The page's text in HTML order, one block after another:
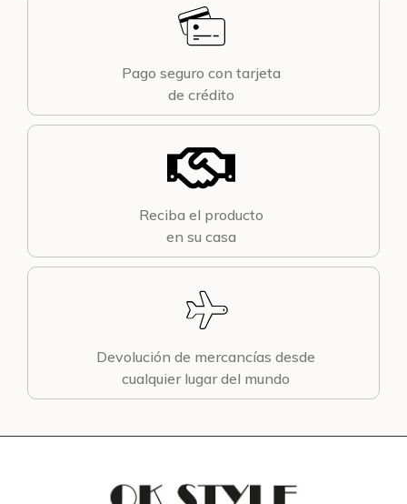
Pago seguro con tarjeta
de crédito
Reciba el producto
en su casa
Devolución de mercancías desde
cualquier lugar del mundo